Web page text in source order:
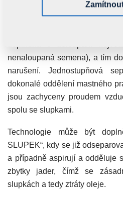
slunečnicových výliscích do
nenaloupaná semena), a tím
narušení. Jednostupňová
dokonalé oddělení mastného
jsou zachyceny proudem
spolu se slupkami.
Technologie může být
SLUPEK“, kdy se již
a případně aspirují a odděluje
zbytky jader, čímž se
slupkách a tedy ztráty oleje.